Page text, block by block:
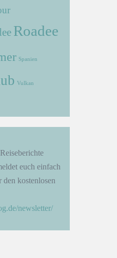
Roadee
Spanien
Vulkan
euch einfach
kostenlosen
newsletter/